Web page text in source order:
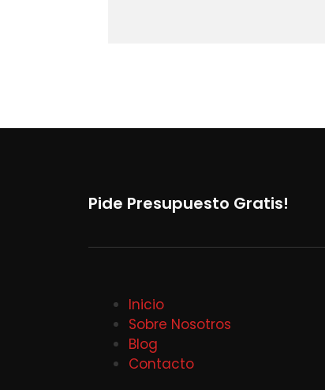
Pide Presupuesto Gratis!
Inicio
Sobre Nosotros
Blog
Contacto